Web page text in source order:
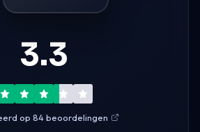
3.3
op 84 beoordelingen